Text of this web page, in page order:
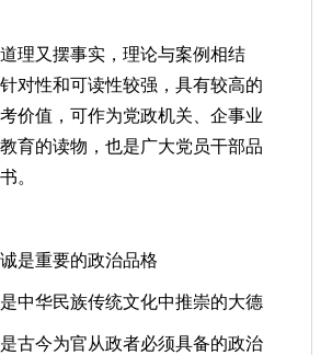
又摆事实，理论与案例相结
对性和可读性较强，具有较高的
价值，可作为党政机关、企事业
育的读物，也是广大党员干部品
。
重要的政治品格
华民族传统文化中推崇的大德
今为官从政者必须具备的政治